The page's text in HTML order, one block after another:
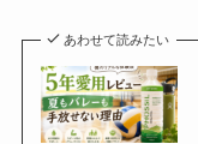
あわせて読みたい